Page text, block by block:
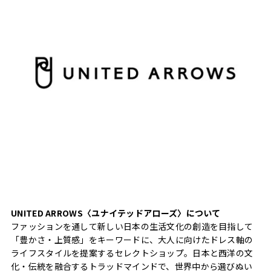
UNITED ARROWS〈ユナイテッドアローズ〉について
ファッションを通して新しい日本の生活文化の創造を目指して
「豊かさ・上質感」をキーワードに、大人に向けたドレス軸の
ライフスタイルを提案するセレクトショップ。日本と西洋の文
化・伝統を融合するトラッドマインドで、世界中から選びぬい